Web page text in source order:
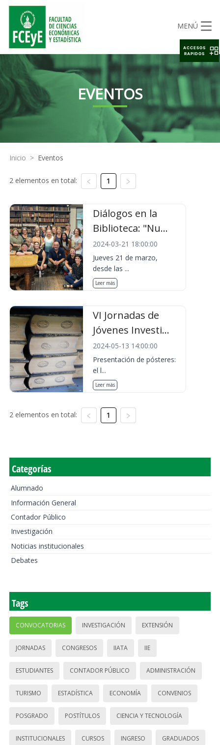
MENÚ
EVENTOS
Inicio > Eventos
2 elementos en total: 1
Diálogos en la
Biblioteca: "Nu...
2024-03-21 18:00:00
Jueves 21 de marzo,
desde las ...
Leer más
VI Jornadas de
Jóvenes Investi...
2024-05-13 14:00:00
Presentación de pósteres:
el l...
Leer más
2 elementos en total: 1
Categorías
Alumnado
Información General
Contador Público
Investigación
Noticias institucionales
Debates
Tags
CONVOCATORIAS INVESTIGACIÓN EXTENSIÓN
JORNADAS CONGRESOS IIATA IIE
ESTUDIANTES CONTADOR PÚBLICO ADMINISTRACIÓN
TURISMO ESTADÍSTICA ECONOMÍA CONVENIOS
POSGRADO POSTÍTULOS CIENCIA Y TECNOLOGÍA
INSTITUCIONALES CURSOS INGRESO GRADUADOS
ACCESOS
RAPIDOS